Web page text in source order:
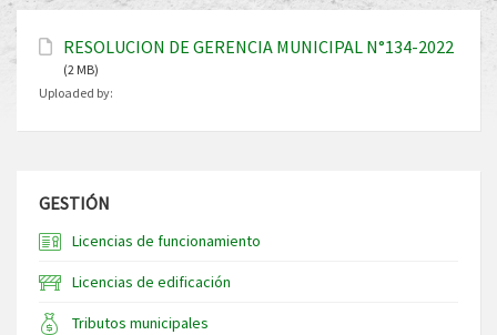
RESOLUCION DE GERENCIA MUNICIPAL N°134-2022
(2 MB)
Uploaded by:
GESTIÓN
Licencias de funcionamiento
Licencias de edificación
Tributos municipales